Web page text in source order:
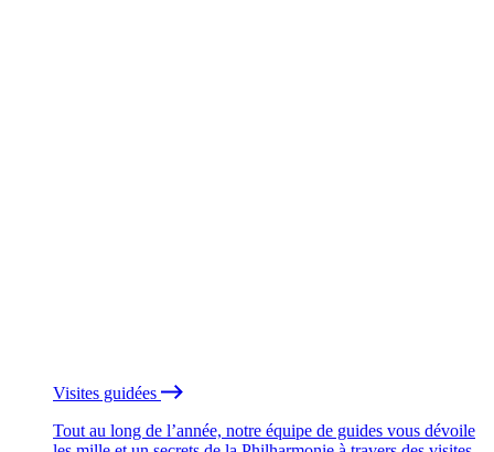
Visites guidées
Tout au long de l’année, notre équipe de guides vous dévoile